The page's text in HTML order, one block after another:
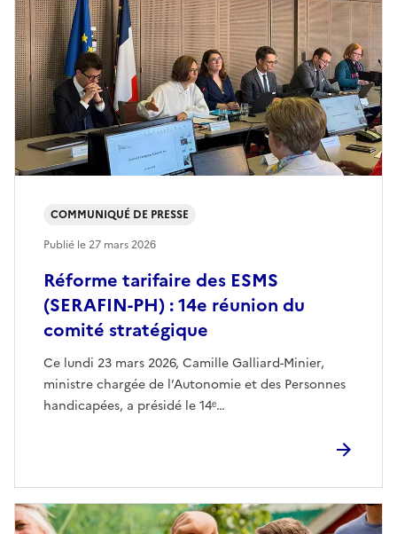
Réforme tarifaire des ESMS
(SERAFIN-PH) : 14e réunion du
comité stratégique
Ce lundi 23 mars 2026, Camille Galliard-Minier,
ministre chargée de l’Autonomie et des Personnes
handicapées, a présidé le 14ᵉ…
COMMUNIQUÉ DE PRESSE
Publié le27 mars 2026